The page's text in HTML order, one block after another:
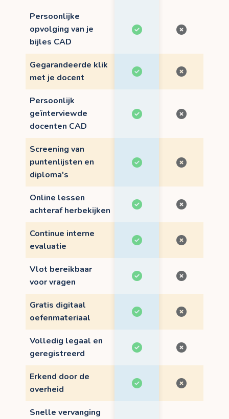
Persoonlijke
opvolging van je
bijles CAD
Gegarandeerde klik
met je docent
Persoonlijk
geïnterviewde
docenten CAD
Screening van
puntenlijsten en
diploma's
Online lessen
achteraf herbekijken
Continue interne
evaluatie
Vlot bereikbaar
voor vragen
Gratis digitaal
oefenmateriaal
Volledig legaal en
geregistreerd
Erkend door de
overheid
Snelle vervanging